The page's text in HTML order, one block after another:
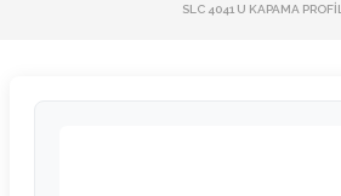
SLC 4041 U KAPAMA PROFIL